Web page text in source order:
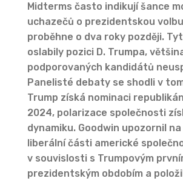
Midterms často indikují šance
uchazečů o prezidentskou
proběhne o dva roky později.
oslabily pozici D. Trumpa,
podporovaných kandidátů
Panelisté debaty se shodli v
Trump získá nominaci
2024, polarizace společnosti
dynamiku. Goodwin upozornil
liberální části americké
v souvislosti s Trumpovým
prezidentským obdobím a